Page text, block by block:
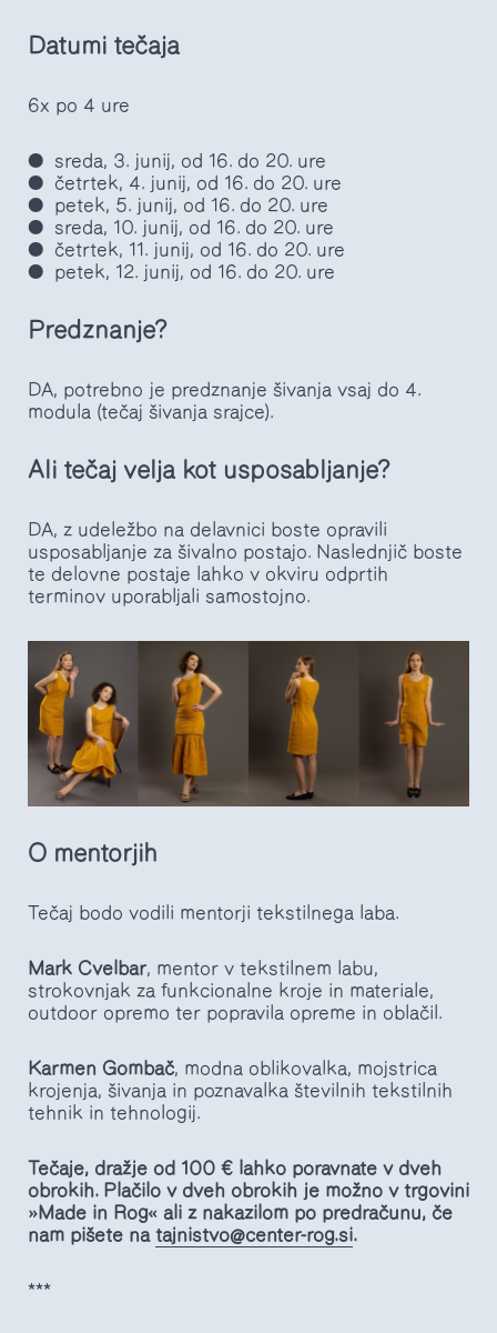
Datumi tečaja
6x po 4 ure
sreda, 3. junij, od 16. do 20. ure
četrtek, 4. junij, od 16. do 20. ure
petek, 5. junij, od 16. do 20. ure
sreda, 10. junij, od 16. do 20. ure
četrtek, 11. junij, od 16. do 20. ure
petek, 12. junij, od 16. do 20. ure
Predznanje?
DA, potrebno je predznanje šivanja vsaj do 4.
modula (tečaj šivanja srajce).
Ali tečaj velja kot usposabljanje?
DA, z udeležbo na delavnici boste opravili
usposabljanje za šivalno postajo. Naslednjič boste
te delovne postaje lahko v okviru odprtih
terminov uporabljali samostojno.
O mentorjih
Tečaj bodo vodili mentorji tekstilnega laba.
Mark Cvelbar, mentor v tekstilnem labu,
strokovnjak za funkcionalne kroje in materiale,
outdoor opremo ter popravila opreme in oblačil.
Karmen Gombač, modna oblikovalka, mojstrica
krojenja, šivanja in poznavalka številnih tekstilnih
tehnik in tehnologij.
Tečaje, dražje od 100 € lahko poravnate v dveh
obrokih. Plačilo v dveh obrokih je možno v trgovini
»Made in Rog« ali z nakazilom po predračunu, če
nam pišete na tajnistvo@center-rog.si.
***